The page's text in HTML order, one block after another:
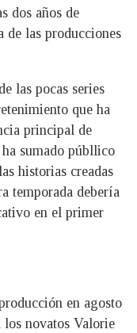
dos años de
de las producciones
las pocas series
que ha
principal de
sumado públlico
historias creadas
temporada debería
en el primer
en agosto
novatos Valorie